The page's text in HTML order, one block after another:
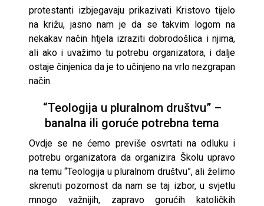
protestanti izbjegavaju prikazivati Kristovo tijelo
na križu, jasno nam je da se takvim logom na
nekakav način htjela izraziti dobrodošlica i njima,
ali ako i uvažimo tu potrebu organizatora, i dalje
ostaje činjenica da je to učinjeno na vrlo nezgrapan
način.
“Teologija u pluralnom društvu” –
banalna ili goruće potrebna tema
Ovdje se ne ćemo previše osvrtati na odluku i
potrebu organizatora da organizira Školu upravo
na temu “Teologija u pluralnom društvu”, ali želimo
skrenuti pozornost da nam se taj izbor, u svjetlu
mnogo važnijih, zapravo gorućih katoličkih